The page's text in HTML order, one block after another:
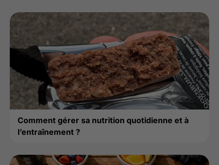
Comment gérer sa nutrition quotidienne et à
l’entraînement ?